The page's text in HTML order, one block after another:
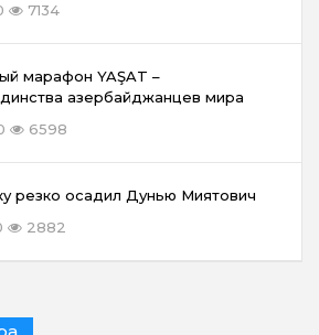
7134
марафон YAŞAT –
азербайджанцев мира
6598
резко осадил Дунью Миятович
2882